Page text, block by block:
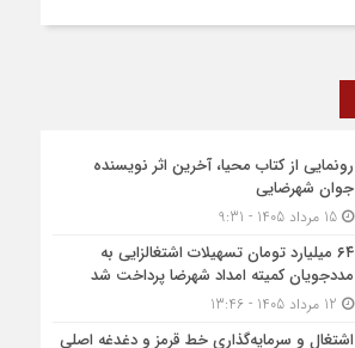
رونمایی از کتاب محیا، آخرین اثر نویسنده
جوان شهرضایی
15 مرداد 1405 - 9:31
۶۴ میلیارد تومان تسهیلات اشتغالزایی به
مددجویان کمیته امداد شهرضا پرداخت شد
اشتغال و سرمایه‌گذاری خط قرمز و دغدغه اصلی